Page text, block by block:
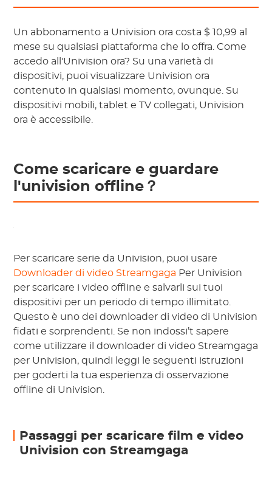
Un abbonamento a Univision ora costa $ 10,99 al
mese su qualsiasi piattaforma che lo offra. Come
accedo all'Univision ora? Su una varietà di
dispositivi, puoi visualizzare Univision ora
contenuto in qualsiasi momento, ovunque. Su
dispositivi mobili, tablet e TV collegati, Univision
ora è accessibile.
Come scaricare e guardare
l'univision offline？
Per scaricare serie da Univision, puoi usare
Downloader di video Streamgaga Per Univision
per scaricare i video offline e salvarli sui tuoi
dispositivi per un periodo di tempo illimitato.
Questo è uno dei downloader di video di Univision
fidati e sorprendenti. Se non indossi’t sapere
come utilizzare il downloader di video Streamgaga
per Univision, quindi leggi le seguenti istruzioni
per goderti la tua esperienza di osservazione
offline di Univision.
Passaggi per scaricare film e video
Univision con Streamgaga